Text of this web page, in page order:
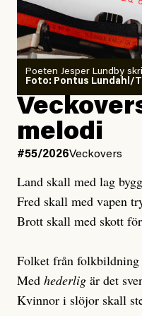
Publicerad6 August,
Uppdaterad7 August,
Joel Kellgren
Publicerad3 August,
Uppdaterad3 August,
Poeten Jesper Lundby
Foto: Pontus Lundahl/
melodi
#55/2026Veckovers
Land skall med lag
Fred skall med vapen
Brott skall med skott
Folket från folkbildning
Med hederlig är det
Kvinnor i slöjor skall